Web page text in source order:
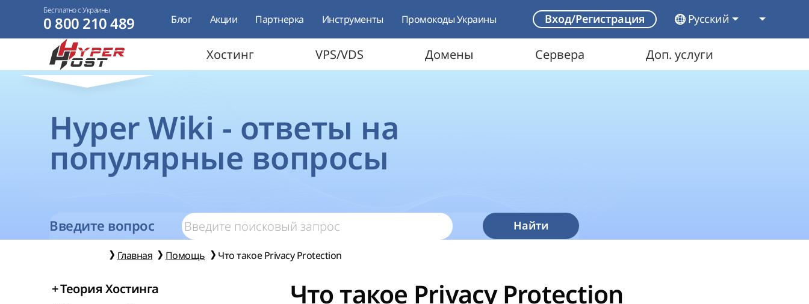
Бесплатно с Украины
0 800 210 489 Блог Акции Партнерка Инструменты Промокоды Украины Вход/Регистрация Русский
Хостинг VPS/VDS Домены Сервера Доп. услуги
Hyper Wiki - ответы на
популярные вопросы
Введите вопрос Найти
Главная Помощь Что такое Privacy Protection
+Теория Хостинга
Что такое Privacy Protection